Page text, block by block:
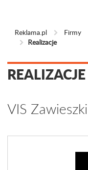
Reklama.pl Firmy
Realizacje
REALIZACJE
VIS